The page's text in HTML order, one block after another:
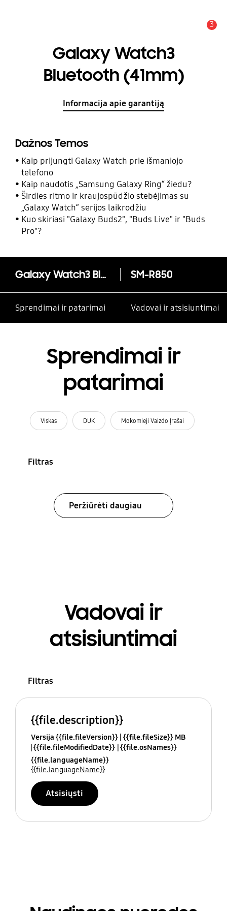
3
Galaxy Watch3
Bluetooth (41mm)
Informacija apie garantiją
Dažnos Temos
Kaip prijungti Galaxy Watch prie išmaniojo
telefono
Kaip naudotis „Samsung Galaxy Ring“ žiedu?
Širdies ritmo ir kraujospūdžio stebėjimas su
„Galaxy Watch“ serijos laikrodžiu
Kuo skiriasi "Galaxy Buds2", "Buds Live" ir "Buds
Pro"?
Galaxy Watch3 Bluetooth (41mm) SM-R850
Sprendimai ir patarimai Vadovai ir atsisiuntimai
Sprendimai ir
patarimai
Viskas DUK Mokomieji Vaizdo Įrašai
Filtras
Peržiūrėti daugiau
Vadovai ir
atsisiuntimai
Filtras
{{file.description}}
Versija {{file.fileVersion}} {{file.fileSize}} MB
{{file.fileModifiedDate}} {{file.osNames}}
{{file.languageName}}
{{file.languageName}}
Atsisiųsti